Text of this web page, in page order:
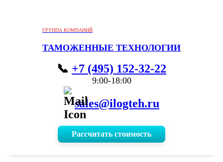
ГРУППА КОМПАНИЙ
ТАМОЖЕННЫЕ ТЕХНОЛОГИИ
+7 (495) 152-32-22
9:00-18:00
sales@ilogteh.ru
Рассчитать стоимость